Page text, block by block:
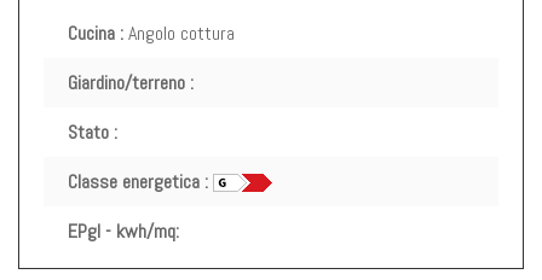
Cucina :Angolo cottura
Giardino/terreno :
Stato :
Classe energetica :
EPgl - kwh/mq: